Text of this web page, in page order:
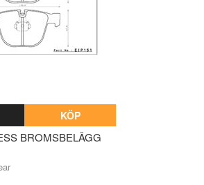
KÖP
BROMSBELÄGG